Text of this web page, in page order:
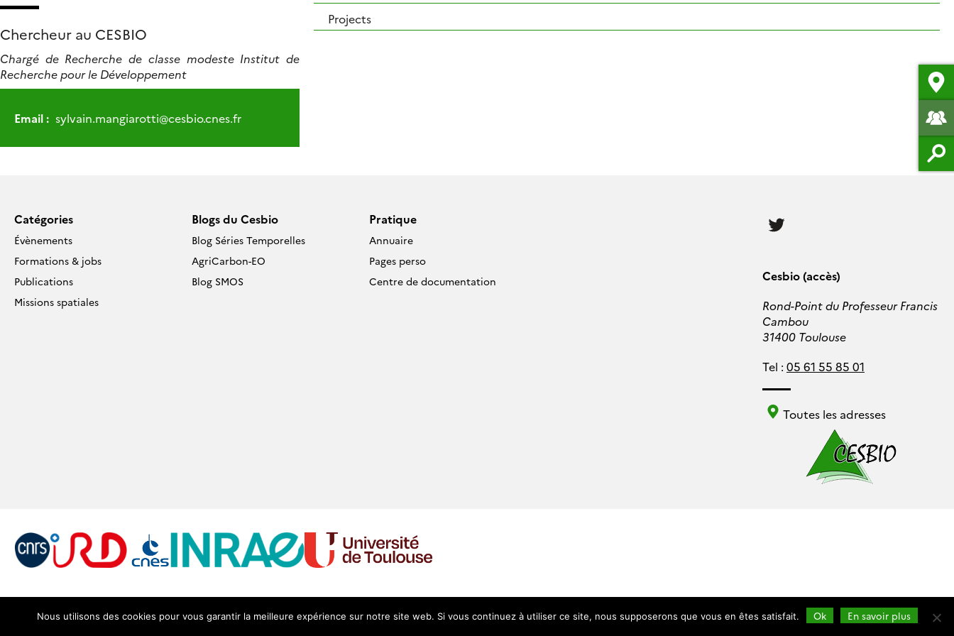
Chercheur au CESBIO
Chargé de Recherche de classe modeste Institut de
Recherche pour le Développement
Email : sylvain.mangiarotti@cesbio.cnes.fr
Projects
Catégories
Évènements
Formations & jobs
Publications
Missions spatiales
Blogs du Cesbio
Blog Séries Temporelles
AgriCarbon-EO
Blog SMOS
Pratique
Annuaire
Pages perso
Centre de documentation
Cesbio (accès)
Rond-Point du Professeur Francis
Cambou
31400 Toulouse
Tel : 05 61 55 85 01
Toutes les adresses
Login Mentions légales
Nous utilisons des cookies pour vous garantir la meilleure expérience sur notre site web. Si vous continuez à utiliser ce site, nous supposerons que vous en êtes satisfait. Ok En savoir plus